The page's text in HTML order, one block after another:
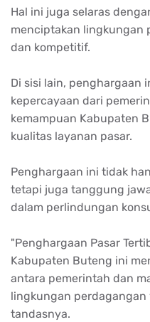
Hal ini juga selaras
menciptakan lingkungan
dan kompetitif.
Di sisi lain, penghargaan
kepercayaan dari
kemampuan Kabupaten
kualitas layanan pasar.
Penghargaan ini tidak
tetapi juga tanggung
dalam perlindungan
"Penghargaan Pasar
Kabupaten Buteng ini
antara pemerintah dan
lingkungan perdagangan
tandasnya.